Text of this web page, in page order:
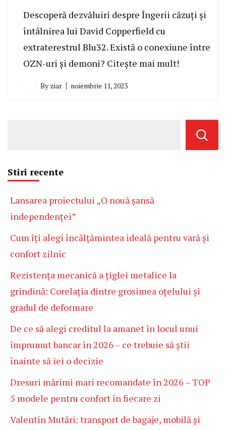
Descoperă dezvăluiri despre Îngerii căzuți și
întâlnirea lui David Copperfield cu
extraterestrul Blu32. Există o conexiune între
OZN-uri și demoni? Citește mai mult!
By ziar noiembrie 11, 2023
Stiri recente
Lansarea proiectului „O nouă șansă
independenței”
Cum îți alegi încălțămintea ideală pentru vară și
confort zilnic
Rezistența mecanică a țiglei metalice la
grindină: Corelația dintre grosimea oțelului și
gradul de deformare
De ce să alegi creditul la amanet în locul unui
împrumut bancar în 2026 – ce trebuie să știi
înainte să iei o decizie
Dresuri mărimi mari recomandate în 2026 – TOP
5 modele pentru confort în fiecare zi
Valentin Mutări: transport de bagaje, mobilă și